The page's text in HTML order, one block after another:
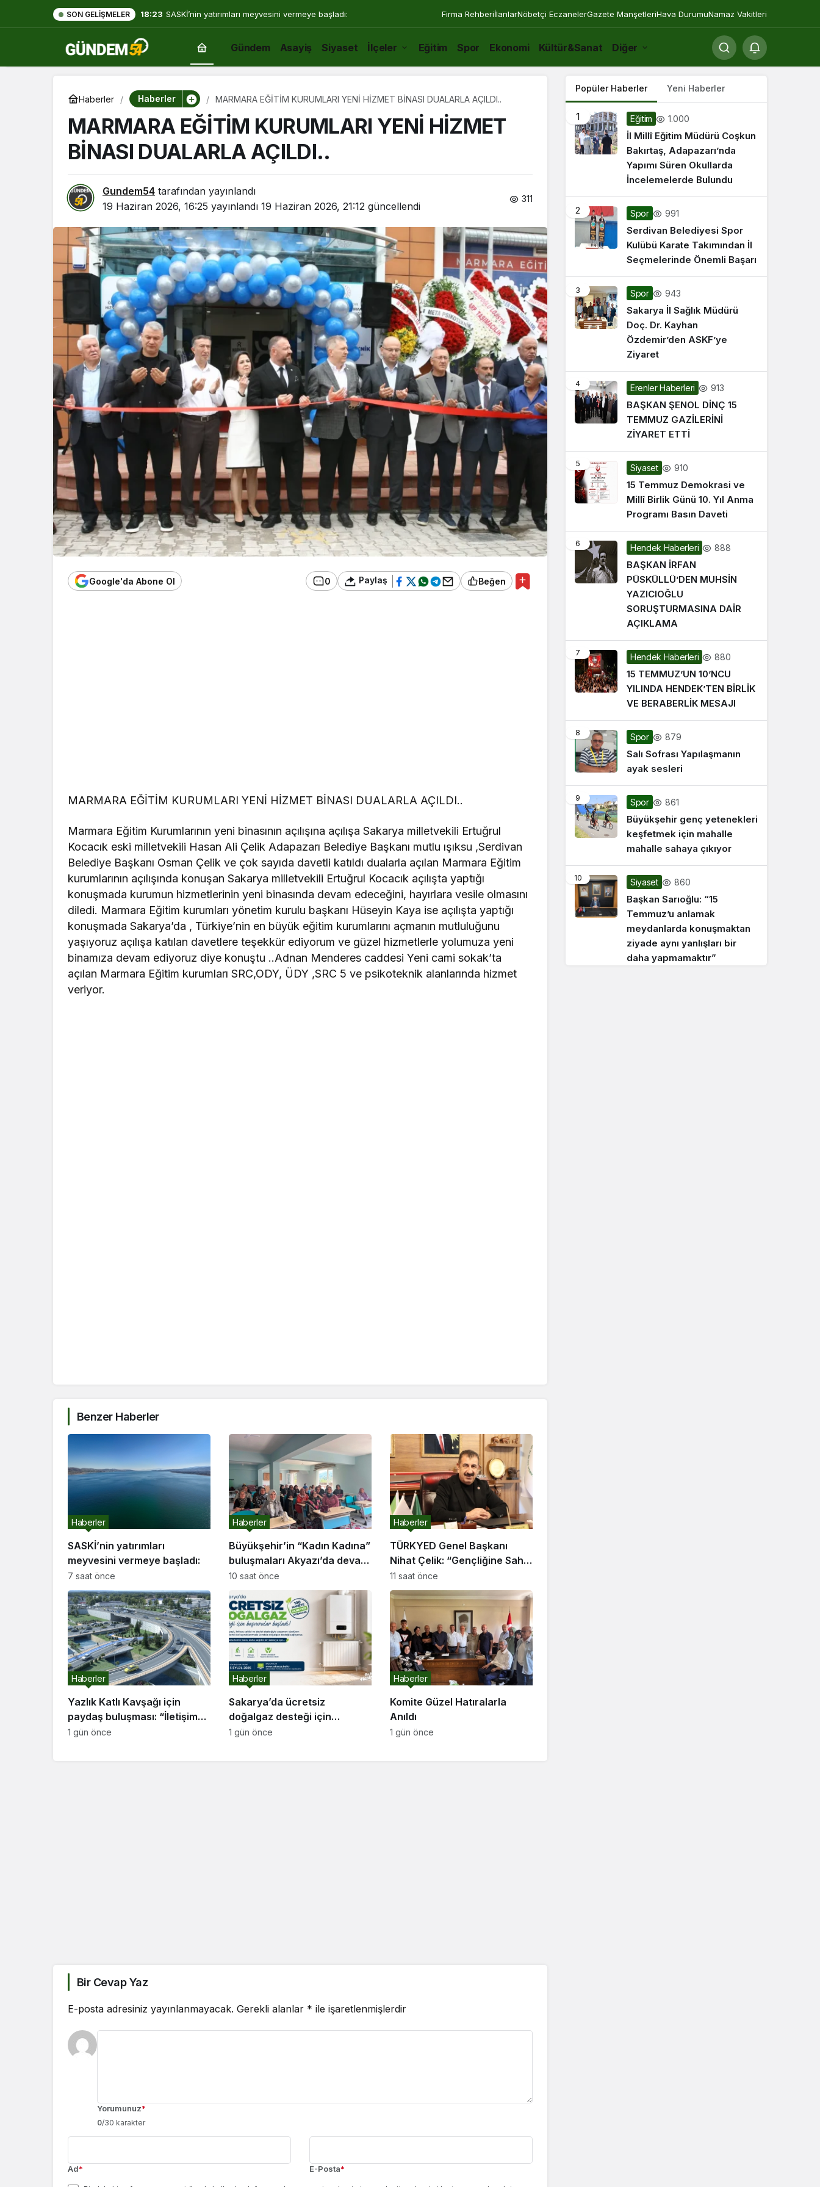
SON GELIŞMELER 18:23 SASKİ’nin yatırımları meyvesini vermeye başladı: Firma RehberiİlanlarNöbetçi EczanelerGazete ManşetleriHava DurumuNamaz Vakitleri
Gündem Asayiş Siyaset İlçeler Eğitim Spor Ekonomi Kültür&Sanat Diğer
Haberler Haberler MARMARA EĞİTİM KURUMLARI YENİ HİZMET BİNASI DUALARLA AÇILDI..
MARMARA EĞİTİM KURUMLARI YENİ HİZMET
BİNASI DUALARLA AÇILDI..
Gundem54 tarafından yayınlandı
19 Haziran 2026, 16:25 yayınlandı 19 Haziran 2026, 21:12 güncellendi
311
Google'da Abone Ol 0 Paylaş Beğen
MARMARA EĞİTİM KURUMLARI YENİ HİZMET BİNASI DUALARLA AÇILDI..
Marmara Eğitim Kurumlarının yeni binasının açılışına açılışa Sakarya milletvekili Ertuğrul
Kocacık eski milletvekili Hasan Ali Çelik Adapazarı Belediye Başkanı mutlu ışıksu ,Serdivan
Belediye Başkanı Osman Çelik ve çok sayıda davetli katıldı dualarla açılan Marmara Eğitim
kurumlarının açılışında konuşan Sakarya milletvekili Ertuğrul Kocacık açılışta yaptığı
konuşmada kurumun hizmetlerinin yeni binasında devam edeceğini, hayırlara vesile olmasını
diledi. Marmara Eğitim kurumları yönetim kurulu başkanı Hüseyin Kaya ise açılışta yaptığı
konuşmada Sakarya’da , Türkiye’nin en büyük eğitim kurumlarını açmanın mutluluğunu
yaşıyoruz açılışa katılan davetlere teşekkür ediyorum ve güzel hizmetlerle yolumuza yeni
binamıza devam ediyoruz diye konuştu ..Adnan Menderes caddesi Yeni cami sokak’ta
açılan Marmara Eğitim kurumları SRC,ODY, ÜDY ,SRC 5 ve psikoteknik alanlarında hizmet
veriyor.
Benzer Haberler
SASKİ’nin yatırımları
meyvesini vermeye başladı:
Haberler
7 saat önce
Büyükşehir’in “Kadın Kadına”
buluşmaları Akyazı’da devam
etti
Haberler
10 saat önce
TÜRKYED Genel Başkanı
Nihat Çelik: “Gençliğine Sahip
Çıkmayan Milletler Geleceğini
İnşa Edemez”
Haberler
11 saat önce
Yazlık Katlı Kavşağı için
paydaş buluşması: “İletişim
kanallarımız hep açık olacak”
Haberler
1 gün önce
Sakarya’da ücretsiz
doğalgaz desteği için
başvurular başladı
Haberler
1 gün önce
Komite Güzel Hatıralarla
Anıldı
Haberler
1 gün önce
Bir Cevap Yaz
E-posta adresiniz yayınlanmayacak. Gerekli alanlar * ile işaretlenmişlerdir
Yorumunuz*
0/30 karakter
Ad* E-Posta*
Popüler Haberler Yeni Haberler
1 Eğitim 1.000
İl Millî Eğitim Müdürü Coşkun
Bakırtaş, Adapazarı’nda
Yapımı Süren Okullarda
İncelemelerde Bulundu
2 Spor 991
Serdivan Belediyesi Spor
Kulübü Karate Takımından İl
Seçmelerinde Önemli Başarı
3 Spor 943
Sakarya İl Sağlık Müdürü
Doç. Dr. Kayhan
Özdemir’den ASKF’ye
Ziyaret
4 Erenler Haberleri 913
BAŞKAN ŞENOL DİNÇ 15
TEMMUZ GAZİLERİNİ
ZİYARET ETTİ
5 Siyaset 910
15 Temmuz Demokrasi ve
Millî Birlik Günü 10. Yıl Anma
Programı Basın Daveti
6 Hendek Haberleri 888
BAŞKAN İRFAN
PÜSKÜLLÜ’DEN MUHSİN
YAZICIOĞLU
SORUŞTURMASINA DAİR
AÇIKLAMA
7 Hendek Haberleri 880
15 TEMMUZ’UN 10’NCU
YILINDA HENDEK’TEN BİRLİK
VE BERABERLİK MESAJI
8 Spor 879
Salı Sofrası Yapılaşmanın
ayak sesleri
9 Spor 861
Büyükşehir genç yetenekleri
keşfetmek için mahalle
mahalle sahaya çıkıyor
10 Siyaset 860
Başkan Sarıoğlu: “15
Temmuz’u anlamak
meydanlarda konuşmaktan
ziyade aynı yanlışları bir
daha yapmamaktır”